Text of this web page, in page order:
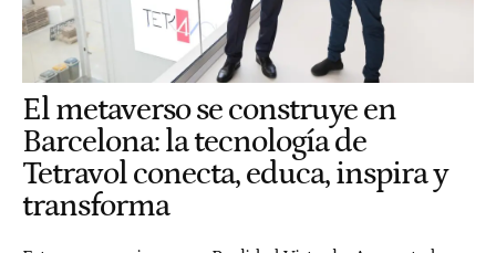
El metaverso se construye en
Barcelona: la tecnología de
Tetravol conecta, educa, inspira y
transforma